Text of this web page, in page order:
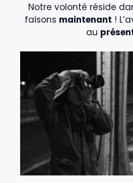
Notre volonté réside
faisons maintenant !
au